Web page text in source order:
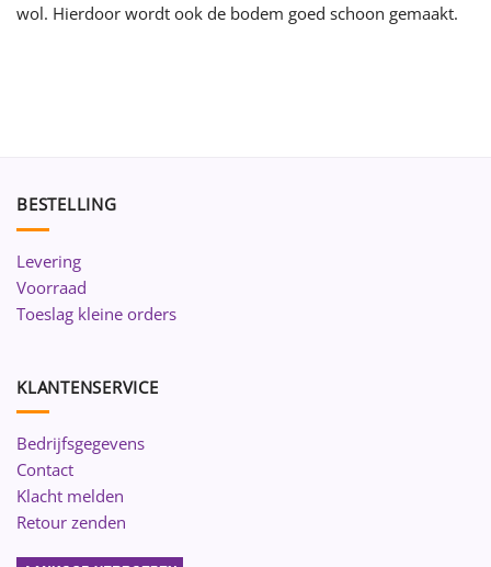
wol. Hierdoor wordt ook de bodem goed schoon gemaakt.
BESTELLING
Levering
Voorraad
Toeslag kleine orders
KLANTENSERVICE
Bedrijfsgegevens
Contact
Klacht melden
Retour zenden